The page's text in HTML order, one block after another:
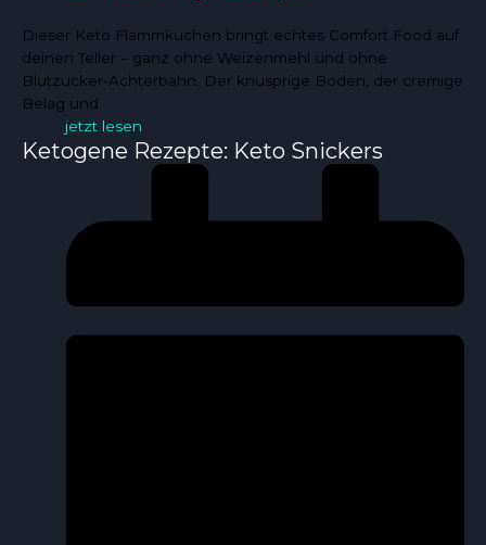
Dieser Keto Flammkuchen bringt echtes Comfort Food auf
deinen Teller – ganz ohne Weizenmehl und ohne
Blutzucker-Achterbahn. Der knusprige Boden, der cremige
Belag und
jetzt lesen
Ketogene Rezepte: Keto Snickers